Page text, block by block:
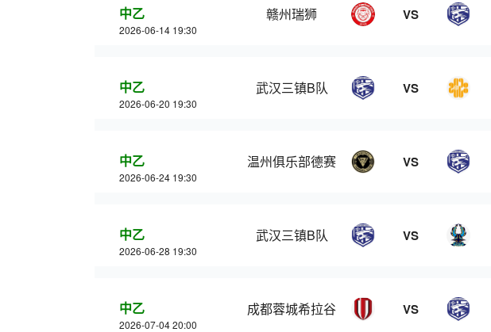
中乙
2026-06-14 19:30
赣州瑞狮 VS
中乙
2026-06-20 19:30
武汉三镇B队 VS
中乙
2026-06-24 19:30
温州俱乐部德赛 VS
中乙
2026-06-28 19:30
武汉三镇B队 VS
中乙
2026-07-04 20:00
成都蓉城希拉谷 VS